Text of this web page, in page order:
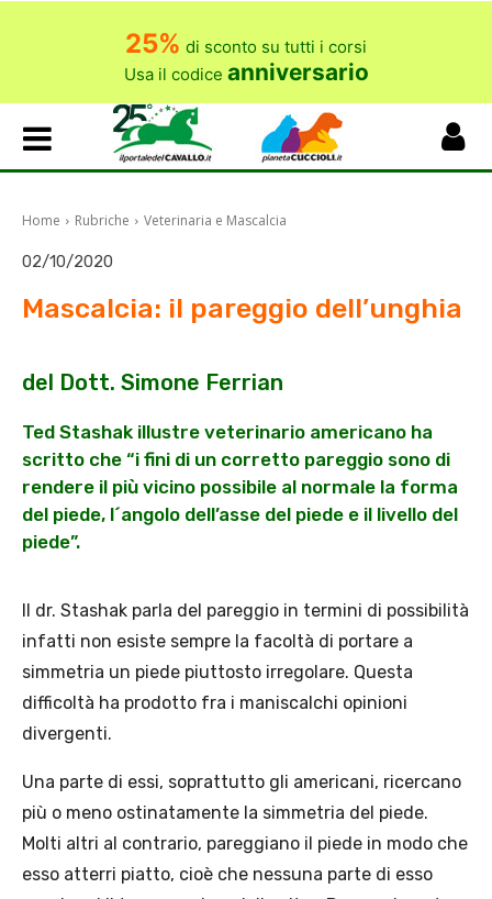
25% di sconto su tutti i corsi
Usa il codice anniversario
Home Rubriche Veterinaria e Mascalcia
02/10/2020
Mascalcia: il pareggio dell’unghia
del Dott. Simone Ferrian
Ted Stashak illustre veterinario americano ha
scritto che “i fini di un corretto pareggio sono di
rendere il più vicino possibile al normale la forma
del piede, l´angolo dell’asse del piede e il livello del
piede”.
Il dr. Stashak parla del pareggio in termini di possibilità
infatti non esiste sempre la facoltà di portare a
simmetria un piede piuttosto irregolare. Questa
difficoltà ha prodotto fra i maniscalchi opinioni
divergenti.
Una parte di essi, soprattutto gli americani, ricercano
più o meno ostinatamente la simmetria del piede.
Molti altri al contrario, pareggiano il piede in modo che
esso atterri piatto, cioè che nessuna parte di esso